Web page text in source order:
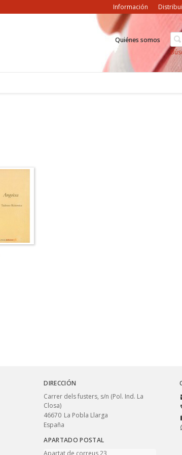
Información
Quiénes somos
DIRECCIÓN
Carrer dels fusters, s/n (Pol. Ind. La
Closa)
46670 La Pobla Llarga
España
APARTADO POSTAL
Apartat de correus 23